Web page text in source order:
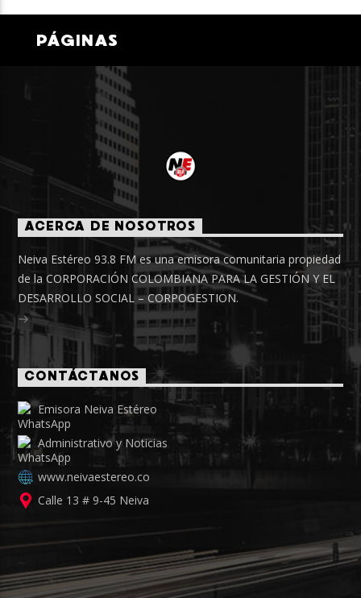
PÁGINAS
ACERCA DE NOSOTROS
Neiva Estéreo 93.8 FM es una emisora comunitaria propiedad
de la CORPORACIÓN COLOMBIANA PARA LA GESTIÓN Y EL
DESARROLLO SOCIAL – CORPOGESTION.
CONTÁCTANOS
Emisora Neiva Estéreo
Administrativo y Noticias
www.neivaestereo.co
Calle 13 # 9-45 Neiva